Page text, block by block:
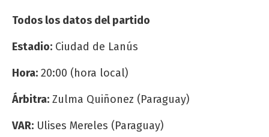
Todos los datos del partido
Estadio: Ciudad de Lanús
Hora: 20:00 (hora local)
Árbitra: Zulma Quiñonez (Paraguay)
VAR: Ulises Mereles (Paraguay)